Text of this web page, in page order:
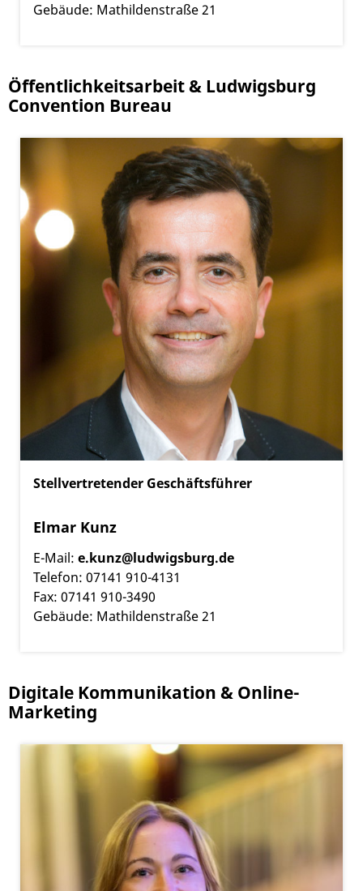
Gebäude: Mathildenstraße 21
Öffentlichkeitsarbeit & Ludwigsburg
Convention Bureau
Stellvertretender Geschäftsführer
Elmar Kunz
E-Mail: e.kunz@ludwigsburg.de
Telefon: 07141 910-4131
Fax: 07141 910-3490
Gebäude: Mathildenstraße 21
Digitale Kommunikation & Online-
Marketing